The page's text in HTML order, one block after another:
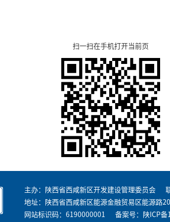
扫一扫在手机打开当前页
主办：陕西省西咸新区开发建设管理委员会
地址：陕西省西咸新区能源金融贸易区能源路
网站标识码：6190000001
备案号： 陕ICP